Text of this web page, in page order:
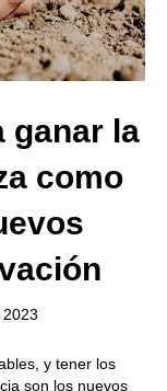
ganar la
como
y tener los
son los nuevos